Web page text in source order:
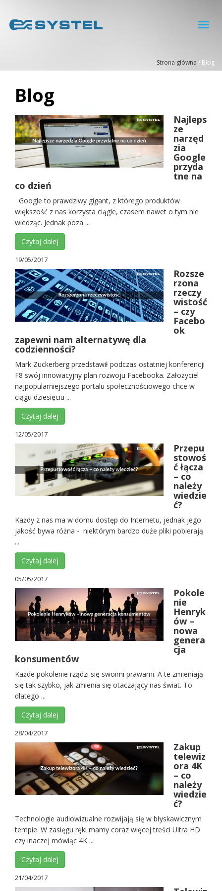
Strona główna / Blog
Blog
Najleps
ze
narzęd
zia
Google
przyda
tne na
co dzień
Google to prawdziwy gigant, z którego produktów
większość z nas korzysta ciągle, czasem nawet o tym nie
wiedząc. Jednak poza ...
Czytaj dalej
19/05/2017
Rozsze
rzona
rzeczy
wistość
– czy
Facebo
ok
zapewni nam alternatywę dla
codzienności?
Mark Zuckerberg przedstawił podczas ostatniej konferencji
F8 swój innowacyjny plan rozwoju Facebooka. Założyciel
najpopularniejszego portalu społecznościowego chce w
ciągu dziesięciu ...
Czytaj dalej
12/05/2017
Przepu
stowoś
ć łącza
– co
należy
wiedzie
ć?
Każdy z nas ma w domu dostęp do Internetu, jednak jego
jakość bywa różna - niektórym bardzo duże pliki pobierają
...
Czytaj dalej
05/05/2017
Pokole
nie
Henryk
ów –
nowa
genera
cja
konsumentów
Każde pokolenie rządzi się swoimi prawami. A te zmieniają
się tak szybko, jak zmienia się otaczający nas świat. To
dlatego ...
Czytaj dalej
28/04/2017
Zakup
telewiz
ora 4K
– co
należy
wiedzie
ć?
Technologie audiowizualne rozwijają się w błyskawicznym
tempie. W zasięgu ręki mamy coraz więcej treści Ultra HD
czy inaczej mówiąc 4K ...
Czytaj dalej
21/04/2017